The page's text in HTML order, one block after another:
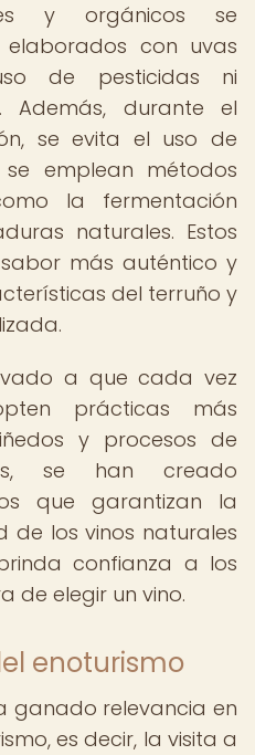
y orgánicos se
con uvas
de pesticidas ni
Además, durante el
se evita el uso de
emplean métodos
la fermentación
naturales. Estos
más auténtico y
del terruño y
a que cada vez
prácticas más
y procesos de
se han creado
que garantizan la
los vinos naturales
confianza a los
de elegir un vino.
enoturismo
ganado relevancia en
es decir, la visita a